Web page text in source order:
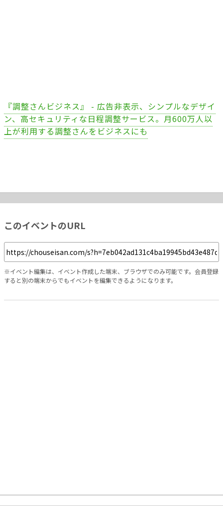
『調整さんビジネス』 - 広告非表示、シンプルなデザイ
ン、高セキュリティな日程調整サービス。月600万人以
上が利用する調整さんをビジネスにも
このイベントのURL
※イベント編集は、イベント作成した端末、ブラウザでのみ可能です。会員登録
すると別の端末からでもイベントを編集できるようになります。